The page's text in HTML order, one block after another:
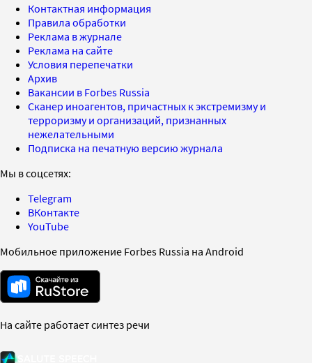
Контактная информация
Правила обработки
Реклама в журнале
Реклама на сайте
Условия перепечатки
Архив
Вакансии в Forbes Russia
Сканер иноагентов, причастных к экстремизму и
терроризму и организаций, признанных
нежелательными
Подписка на печатную версию журнала
Мы в соцсетях:
Telegram
ВКонтакте
YouTube
Мобильное приложение Forbes Russia на Android
На сайте работает синтез речи